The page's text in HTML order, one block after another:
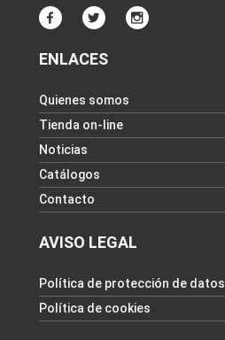
ENLACES
Quienes somos
Tienda on-line
Noticias
Catálogos
Contacto
AVISO LEGAL
Política de protección de datos
Política de cookies